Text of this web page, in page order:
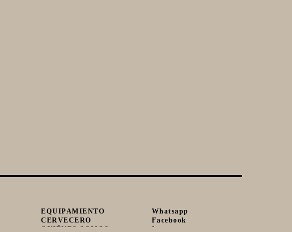
EQUIPAMIENTO
CERVECERO
QUIÉNES SOMOS
Whatsapp
Facebook
Instagram